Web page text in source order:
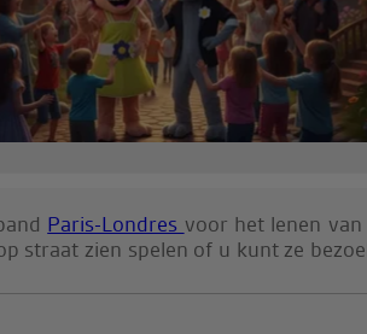
Paris-Londres voor het lenen
straat zien spelen of u kunt ze